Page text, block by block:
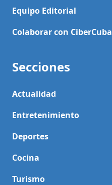
Equipo Editorial
Colaborar con CiberCuba
Secciones
Actualidad
Entretenimiento
Deportes
Cocina
Turismo